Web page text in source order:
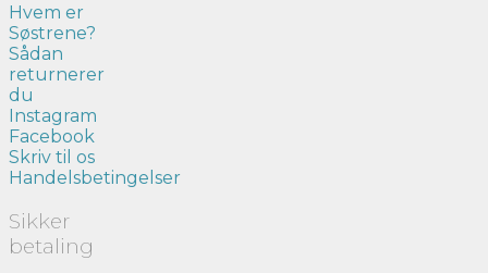
Hvem er
Søstrene?
Sådan
returnerer
du
Instagram
Facebook
Skriv til os
Handelsbetingelser
Sikker
betaling